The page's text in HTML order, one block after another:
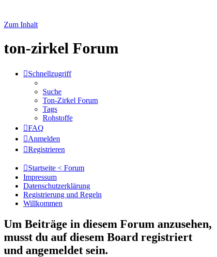
Zum Inhalt
ton-zirkel Forum
Schnellzugriff
Suche
Ton-Zirkel Forum
Tags
Rohstoffe
FAQ
Anmelden
Registrieren
Startseite < Forum
Impressum
Datenschutzerklärung
Registrierung und Regeln
Willkommen
Um Beiträge in diesem Forum anzusehen,
musst du auf diesem Board registriert
und angemeldet sein.